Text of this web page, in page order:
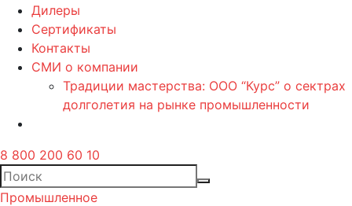
Дилеры
Сертификаты
Контакты
СМИ о компании
Традиции мастерства: ООО “Курс” о сектрах
долголетия на рынке промышленности
8 800 200 60 10
Промышленное